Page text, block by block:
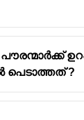
അടിസ്ഥാന
പെടാത്തത് ?